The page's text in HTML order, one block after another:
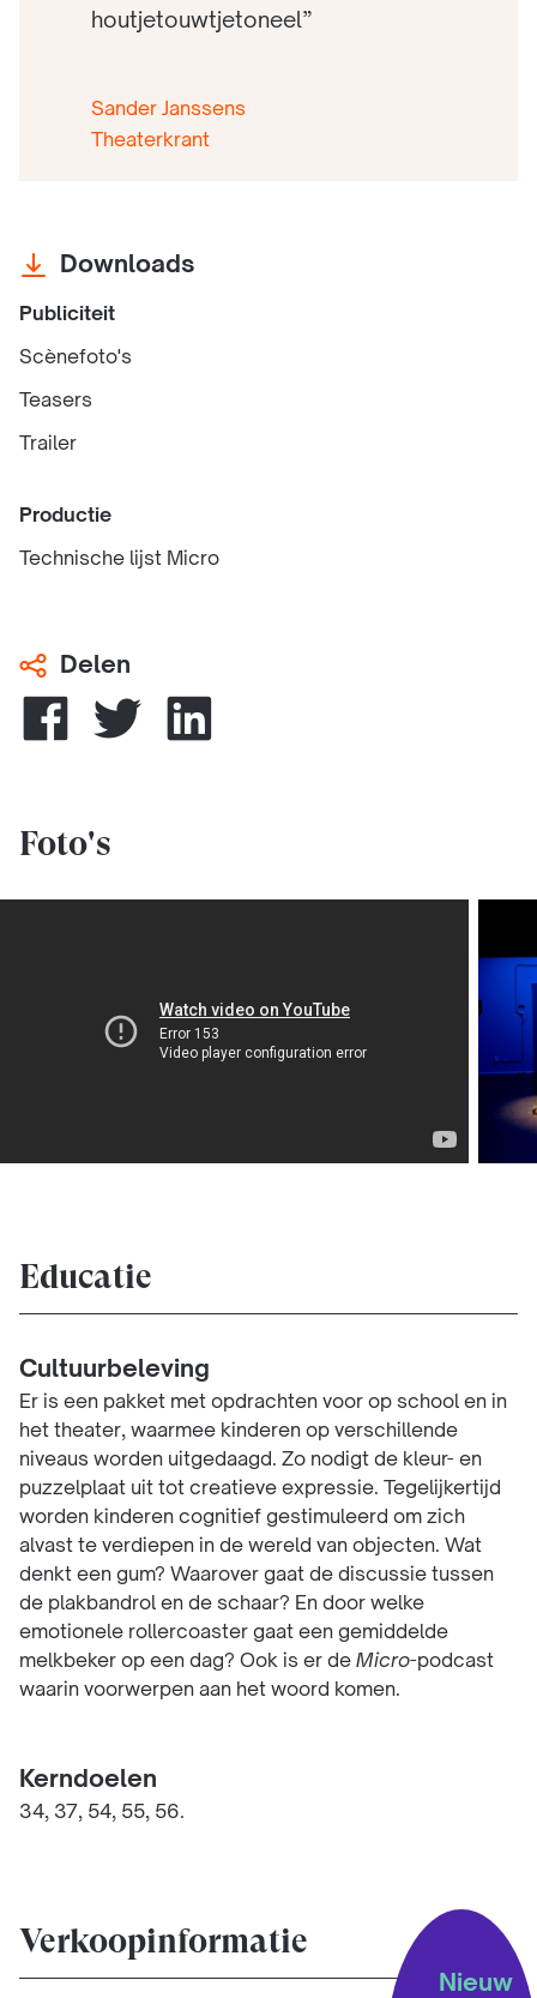
Downloads
Publiciteit
Scènefoto's
Teasers
Trailer
Productie
Technische lijst Micro
Delen
houtjetouwtjetoneel”
Sander Janssens
Theaterkrant
Foto's
Educatie
Cultuurbeleving
Er is een pakket met opdrachten voor op school en in
het theater, waarmee kinderen op verschillende
niveaus worden uitgedaagd. Zo nodigt de kleur- en
puzzelplaat uit tot creatieve expressie. Tegelijkertijd
worden kinderen cognitief gestimuleerd om zich
alvast te verdiepen in de wereld van objecten. Wat
denkt een gum? Waarover gaat de discussie tussen
de plakbandrol en de schaar? En door welke
emotionele rollercoaster gaat een gemiddelde
melkbeker op een dag? Ook is er de Micro-podcast
waarin voorwerpen aan het woord komen.
Kerndoelen
34, 37, 54, 55, 56.
Verkoopinformatie
Nieuw